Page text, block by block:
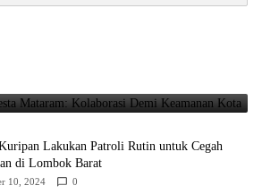
Lakukan Patroli Rutin untuk Cegah
di Lombok Barat
10, 2024 0